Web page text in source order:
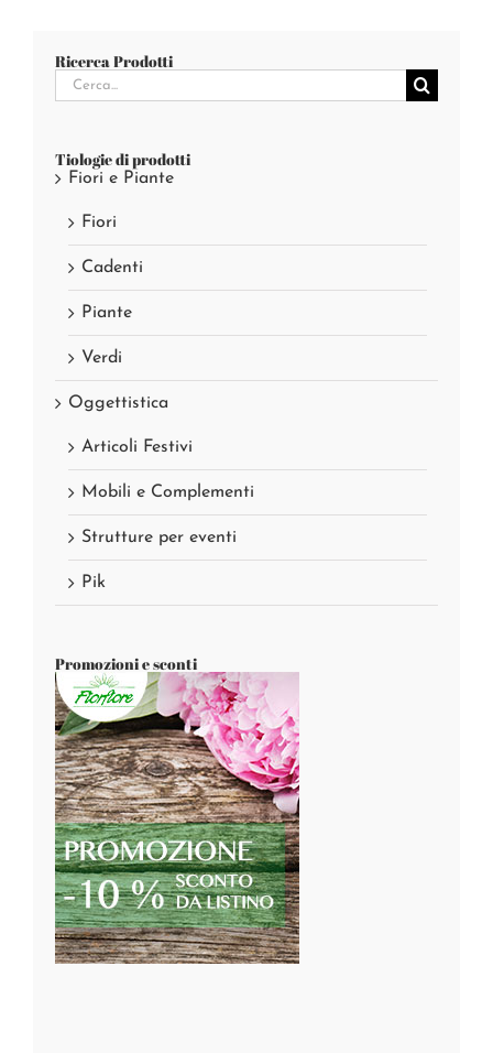
Ricerca Prodotti
Cerca
per:
Tiologie di prodotti
Fiori e Piante
Fiori
Cadenti
Piante
Verdi
Oggettistica
Articoli Festivi
Mobili e Complementi
Strutture per eventi
Pik
Promozioni e sconti